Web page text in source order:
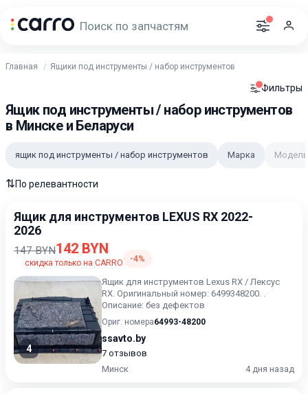
Главная Ящики под инструменты / набор инструментов
Фильтры
Ящик под инструменты / набор инструментов
в Минске и Беларуси
ящик под инструменты / набор инструментов Марка Модель
⇅По релевантности
Ящик для инструментов LEXUS RX 2022-
2026
147 BYN142 BYN
скидка только на CARRO -4%
4
Ящик для инструментов Lexus RX / Лексус
RX. Оригинальный номер: 6499348200. .
Описание: без дефектов
Ориг. номера64993-48200
ssavto.by
7 отзывов
Минск
4 дня назад